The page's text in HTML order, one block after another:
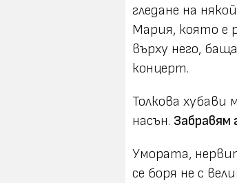
гледане на
Мария, която е
върху него,
концерт.
Толкова
насън. Забравям
Умората,
се боря не с